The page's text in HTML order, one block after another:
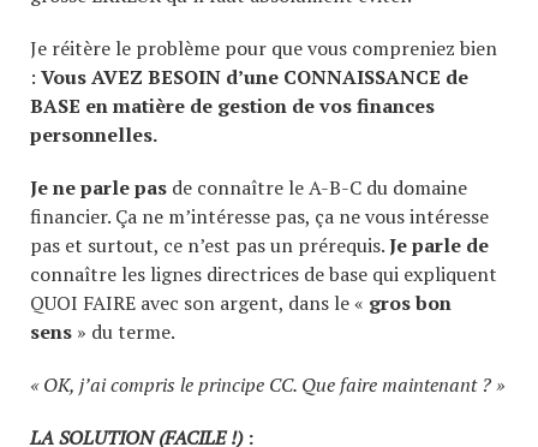
Je réitère le problème pour que vous compreniez bien
: Vous AVEZ BESOIN d’une CONNAISSANCE de
BASE en matière de gestion de vos finances
personnelles.
Je ne parle pas de connaître le A-B-C du domaine
financier. Ça ne m’intéresse pas, ça ne vous intéresse
pas et surtout, ce n’est pas un prérequis.Je parle de
connaître les lignes directrices de base qui expliquent
QUOI FAIRE avec son argent, dans le « gros bon
sens » du terme.
« OK, j’ai compris le principe CC. Que faire maintenant ? »
LA SOLUTION (FACILE !):